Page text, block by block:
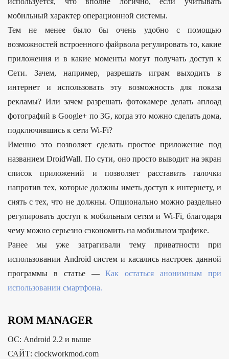
мобильный характер операционной системы.
Тем не менее было бы очень удобно с помощью
возможностей встроенного файрвола регулировать то, какие
приложения и в какие моменты могут получать доступ к
Сети. Зачем, например, разрешать играм выходить в
интернет и использовать эту возможность для показа
рекламы? Или зачем разрешать фотокамере делать аплоад
фотографий в Google+ по 3G, когда это можно сделать дома,
подключившись к сети Wi-Fi?
Именно это позволяет сделать простое приложение под
названием DroidWall. По сути, оно просто выводит на экран
список приложений и позволяет расставить галочки
напротив тех, которые должны иметь доступ к интернету, и
снять с тех, что не должны. Опционально можно раздельно
регулировать доступ к мобильным сетям и Wi-Fi, благодаря
чему можно серьезно сэкономить на мобильном трафике.
Ранее мы уже затрагивали тему приватности при
использовании Android систем и касались настроек данной
программы в статье —Как остаться анонимным при
использовании смартфона.
ROM MANAGER
ОС: Android 2.2 и выше
САЙТ: clockworkmod.com